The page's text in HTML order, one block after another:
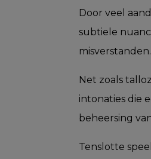
Door veel
subtiele
misverstanden.
Net zoals
intonaties die
beheersing
Tenslotte